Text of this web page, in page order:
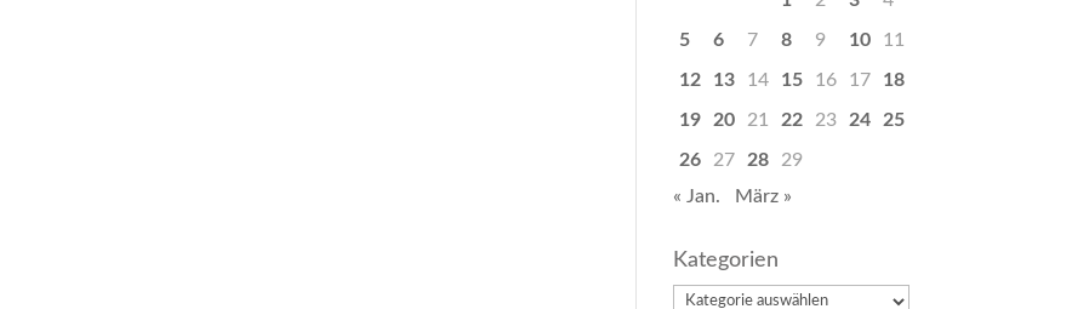
5 6 7 8 9 10 11
12 13 14 15 16 17 18
19 20 21 22 23 24 25
26 27 28
29
« Jan.
März »
Kategorien
Kategorien